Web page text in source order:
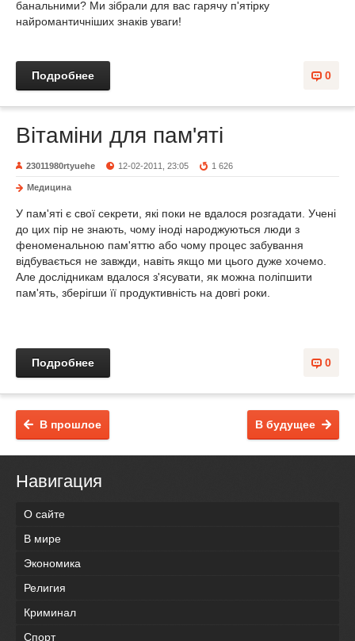
банальними? Ми зібрали для вас гарячу п'ятірку
найромантичніших знаків уваги!
0
Подробнее
Вітаміни для пам'яті
23011980rtyuehe 12-02-2011, 23:05 1 626
Медицина
У пам'яті є свої секрети, які поки не вдалося розгадати. Учені
до цих пір не знають, чому іноді народжуються люди з
феноменальною пам'яттю або чому процес забування
відбувається не завжди, навіть якщо ми цього дуже хочемо.
Але дослідникам вдалося з'ясувати, як можна поліпшити
пам'ять, зберігши її продуктивність на довгі роки.
0
Подробнее
В будущее
В прошлое
Навигация
О сайте
В мире
Экономика
Религия
Криминал
Спорт